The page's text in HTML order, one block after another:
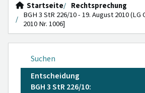
Startseite
Rechtsprechung
BGH 3 StR 226/10 - 19. August 2010 (LG
2010 Nr. 1006]
Suchen
Entscheidung
BGH 3 StR 226/10: